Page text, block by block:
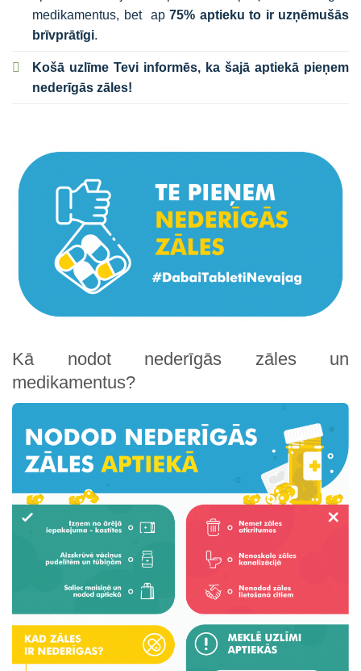
medikamentus, bet ap 75% aptieku to ir uzņēmušās
brīvprātīgi.
Košā uzlīme Tevi informēs, ka šajā aptiekā pieņem
nederīgās zāles!
Kā nodot nederīgās zāles un
medikamentus?